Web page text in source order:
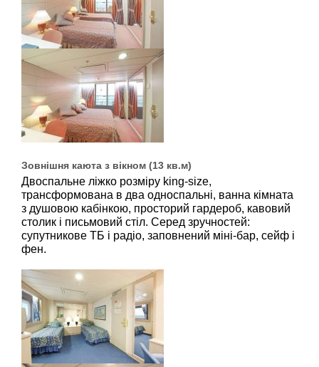
Зовнішня каюта з вікном (13 кв.м)
Двоспальне ліжко розміру king-size,
трансформована в два односпальні, ванна кімната
з душовою кабінкою, просторий гардероб, кавовий
столик і письмовий стіл. Серед зручностей:
супутникове ТБ і радіо, заповнений міні-бар, сейф і
фен.